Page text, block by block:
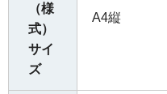
（様
式）
サイ
ズ
A4縦